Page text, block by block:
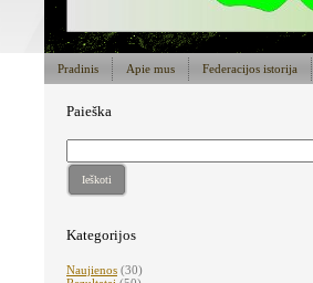
Pradinis Apie mus Federacijos istorija
Paieška
Ieškoti
Kategorijos
Naujienos (30)